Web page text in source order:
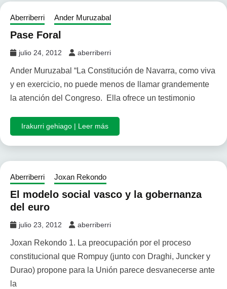
Aberriberri Ander Muruzabal
Pase Foral
julio 24, 2012 aberriberri
Ander Muruzabal “La Constitución de Navarra, como viva
y en exercicio, no puede menos de llamar grandemente
la atención del Congreso. Ella ofrece un testimonio
Irakurri gehiago | Leer más
Aberriberri Joxan Rekondo
El modelo social vasco y la gobernanza
del euro
julio 23, 2012 aberriberri
Joxan Rekondo 1. La preocupación por el proceso
constitucional que Rompuy (junto con Draghi, Juncker y
Durao) propone para la Unión parece desvanecerse ante
la